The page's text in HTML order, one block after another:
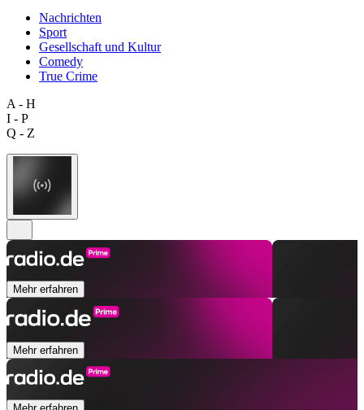
Nachrichten
Sport
Gesellschaft und Kultur
Comedy
True Crime
A - H
I - P
Q - Z
Mehr erfahren
Mehr erfahren